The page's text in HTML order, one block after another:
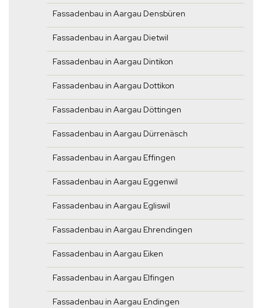
Fassadenbau in Aargau Densbüren
Fassadenbau in Aargau Dietwil
Fassadenbau in Aargau Dintikon
Fassadenbau in Aargau Dottikon
Fassadenbau in Aargau Döttingen
Fassadenbau in Aargau Dürrenäsch
Fassadenbau in Aargau Effingen
Fassadenbau in Aargau Eggenwil
Fassadenbau in Aargau Egliswil
Fassadenbau in Aargau Ehrendingen
Fassadenbau in Aargau Eiken
Fassadenbau in Aargau Elfingen
Fassadenbau in Aargau Endingen